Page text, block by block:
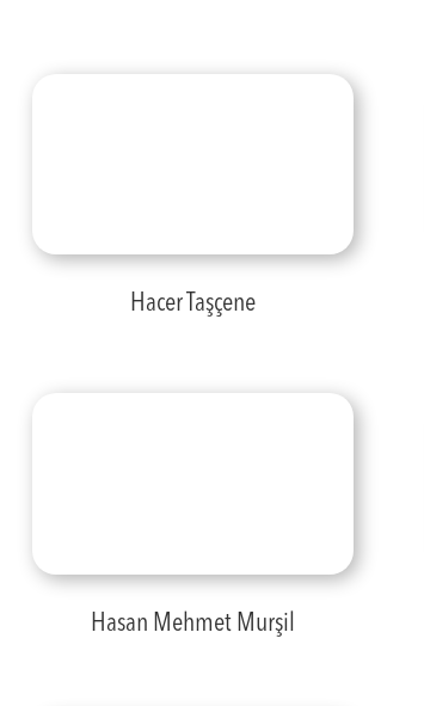
Hacer Taşçene
Hasan Mehmet Murşil